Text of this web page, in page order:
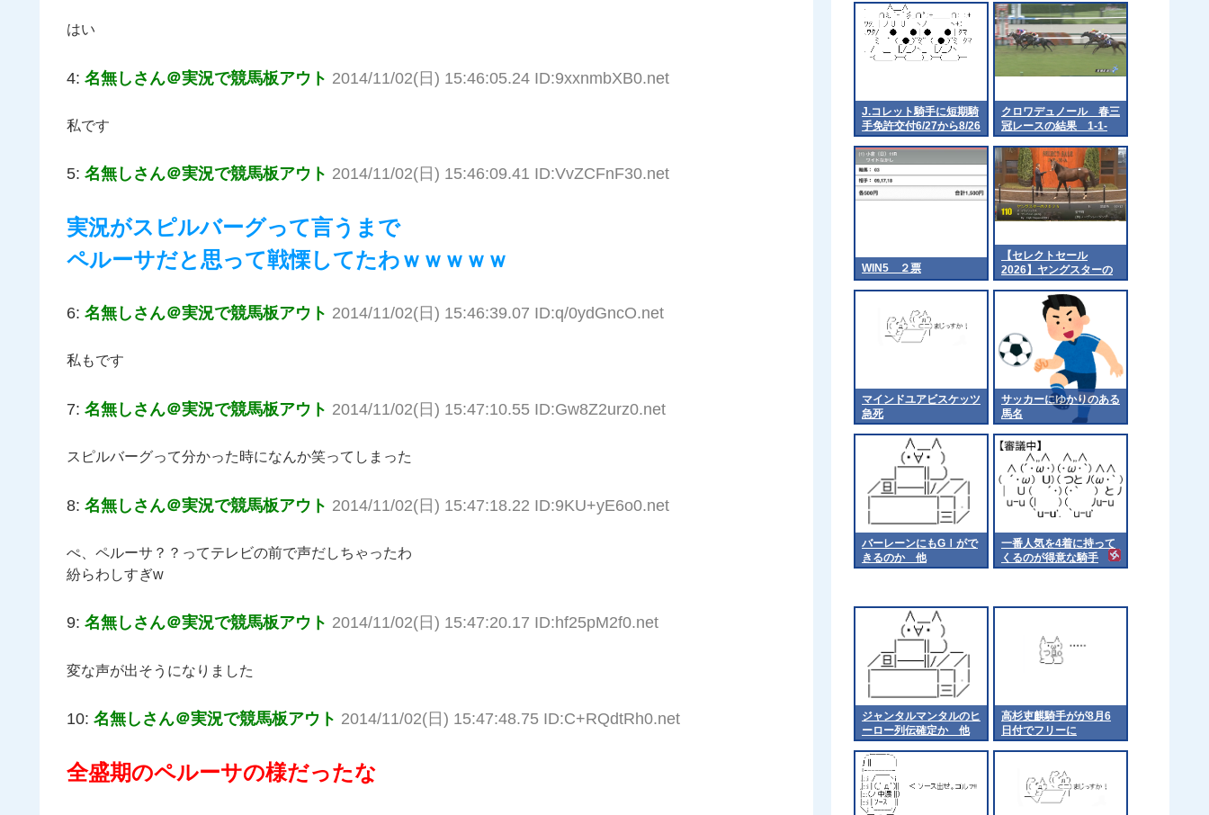
はい
4: 名無しさん＠実況で競馬板アウト 2014/11/02(日) 15:46:05.24 ID:9xxnmbXB0.net
私です
5: 名無しさん＠実況で競馬板アウト 2014/11/02(日) 15:46:09.41 ID:VvZCFnF30.net
実況がスピルバーグって言うまで
ペルーサだと思って戦慄してたわｗｗｗｗｗ
6: 名無しさん＠実況で競馬板アウト 2014/11/02(日) 15:46:39.07 ID:q/0ydGncO.net
私もです
7: 名無しさん＠実況で競馬板アウト 2014/11/02(日) 15:47:10.55 ID:Gw8Z2urz0.net
スピルバーグって分かった時になんか笑ってしまった
8: 名無しさん＠実況で競馬板アウト 2014/11/02(日) 15:47:18.22 ID:9KU+yE6o0.net
ぺ、ペルーサ？？ってテレビの前で声だしちゃったわ
紛らわしすぎw
9: 名無しさん＠実況で競馬板アウト 2014/11/02(日) 15:47:20.17 ID:hf25pM2f0.net
変な声が出そうになりました
10: 名無しさん＠実況で競馬板アウト 2014/11/02(日) 15:47:48.75 ID:C+RQdtRh0.net
全盛期のペルーサの様だったな
始から２カ月で３・３万
減
J.コレット騎手に短期騎
手免許交付6/27から8/26
まで
クロワデュノール 春三
冠レースの結果 1-1-
2←これwww
WIN5 ２票
【セレクトセール
2026】ヤングスターの
2025（父イクイノック
ス）4億2千万円で落
マインドユアビスケッツ
急死
サッカーにゆかりのある
馬名
バーレーンにもGⅠがで
きるのか 他
一番人気を4着に持って
くるのが得意な騎手
ジャンタルマンタルのヒ
ーロー列伝確定か 他
高杉吏麒騎手がが8月6
日付でフリーに